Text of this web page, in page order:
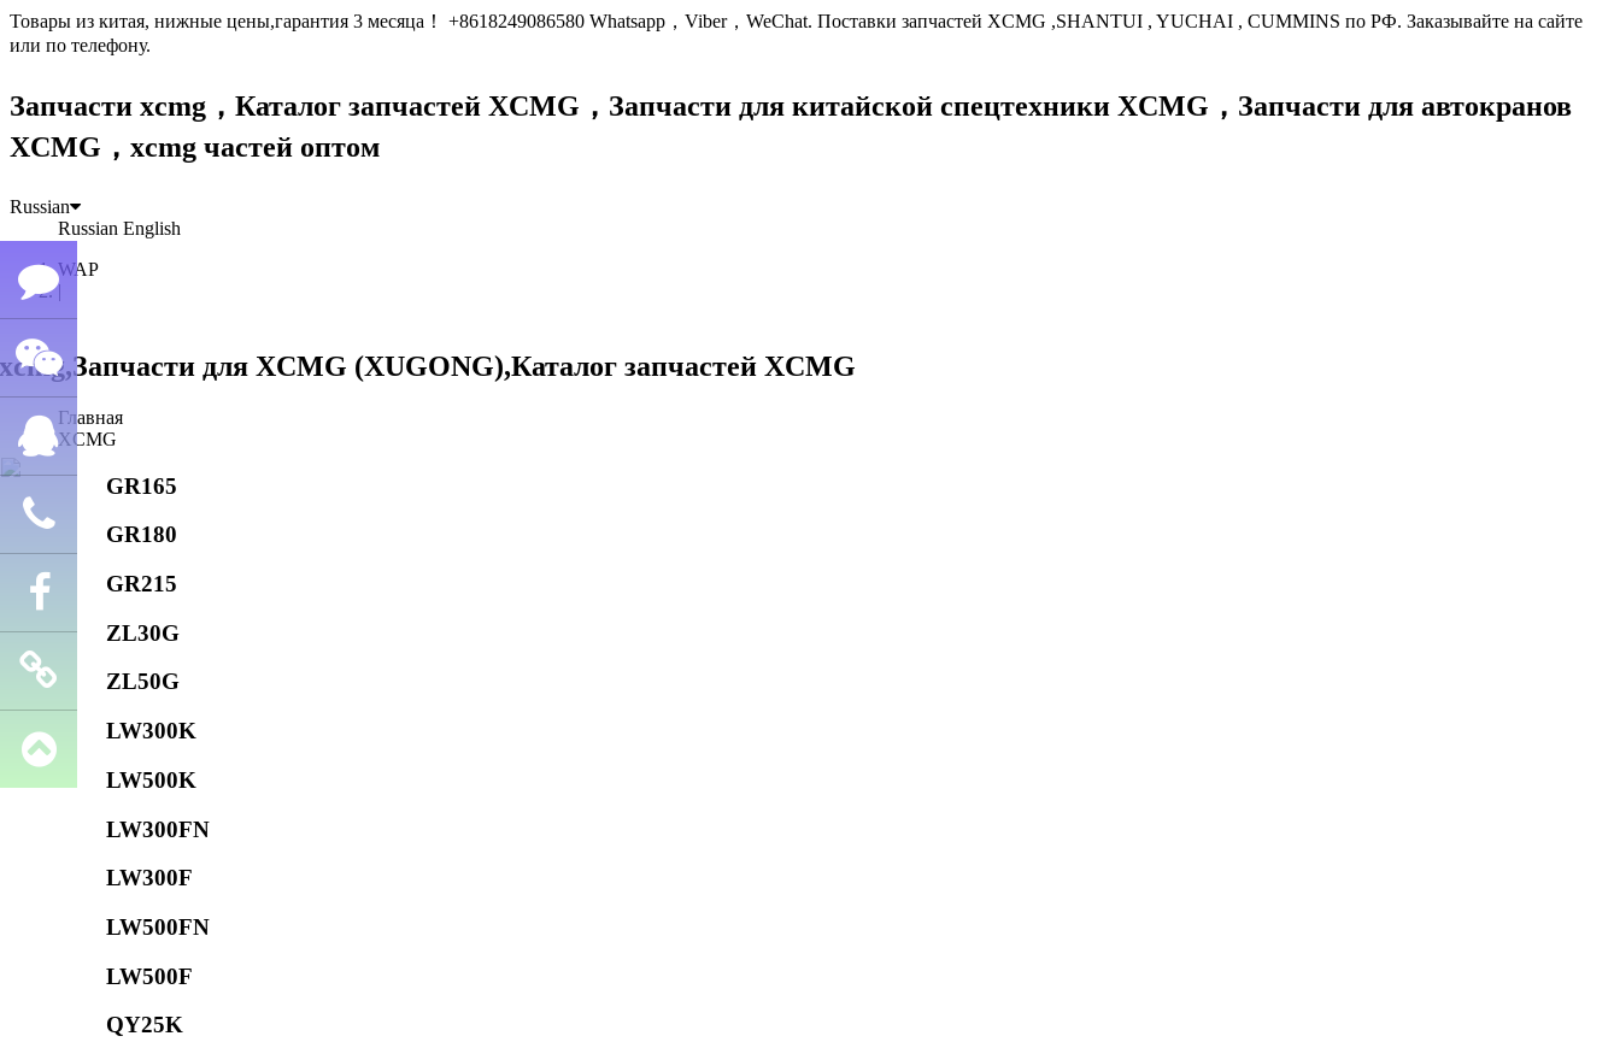
Товары из китая, нижные цены,гарантия 3 месяца！ +8618249086580 Whatsapp，Viber，WeChat. Поставки запчастей XCMG ,SHANTUI , YUCHAI , CUMMINS по РФ. Заказывайте на сайте
или по телефону.
Запчасти xcmg，Каталог запчастей XCMG， Запчасти для китайской спецтехники XCMG， Запчасти для автокранов
XCMG，xcmg частей оптом
Russian
Russian English
WAP
|
Главная
XCMG
GR165
GR180
GR215
ZL30G
ZL50G
LW300K
LW500K
LW300FN
LW300F
LW500FN
LW500F
QY25K
Семён
лю
WeChat
QQ
Телефон
Facebook
Запчасти